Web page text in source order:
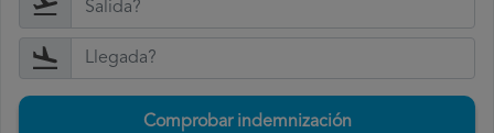
Comprobar indemnización